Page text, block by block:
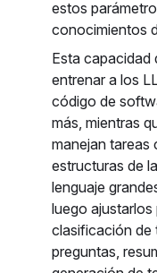
estos
conocimientos
Esta capacidad
entrenar a los
código de
más, mientras
manejan tareas
estructuras de
lenguaje
luego ajustarlos
clasificación de
preguntas,